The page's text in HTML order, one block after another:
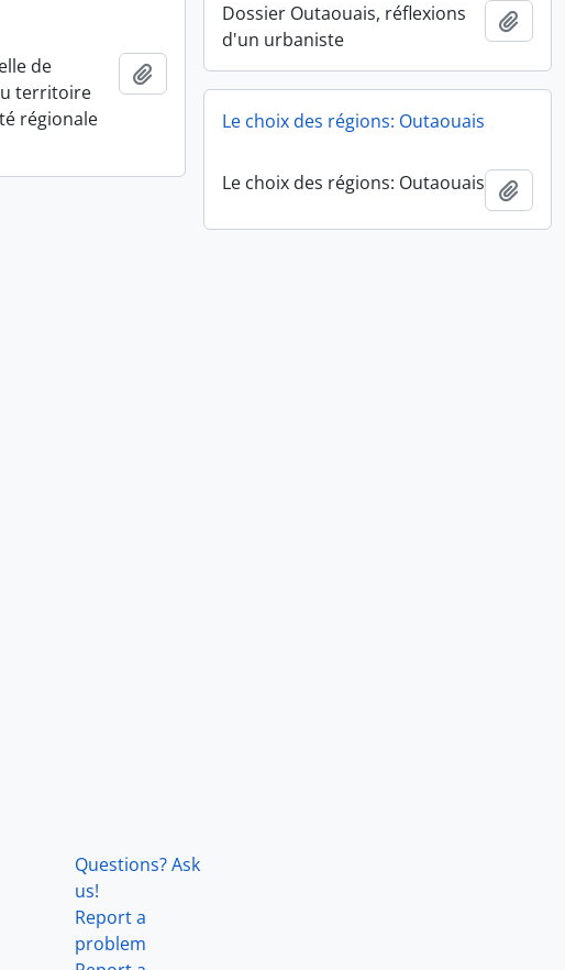
de
territoire
régionale
Add to clipboard
Dossier Outaouais, réflexions
d'un urbaniste
Add
Le choix des régions: Outaouais
Le choix des régions: Outaouais Add
Questions? Ask
us!
Report a
problem